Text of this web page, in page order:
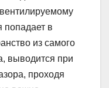
попадает в
из самого
выводится при
проходя